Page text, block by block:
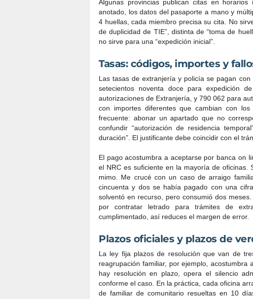
Algunas provincias publican citas en
anotado, los datos del pasaporte a mano y
4 huellas, cada miembro precisa su cita. No
de duplicidad de TIE”, distinta de “toma de
no sirve para una “expedición inicial”.
Tasas: códigos, importes y
Las tasas de extranjería y policía se pagan
setecientos noventa doce para expedición
autorizaciones de Extranjería, y 790 062 para
con importes diferentes que cambian con
frecuente: abonar un apartado que no
confundir “autorización de residencia
duración”. El justificante debe coincidir con el
El pago acostumbra a aceptarse por banca on
el NRC es suficiente en la mayoría de oficinas.
mimo. Me crucé con un caso de arraigo
cincuenta y dos se había pagado con una
solventó en recurso, pero consumió dos
por contratar letrado para trámites de
cumplimentado, así reduces el margen de error.
Plazos oficiales y plazos de
La ley fija plazos de resolución que van de
reagrupación familiar, por ejemplo,
hay resolución en plazo, opera el silencio
conforme el caso. En la práctica, cada oficina
de familiar de comunitario resueltas en 10